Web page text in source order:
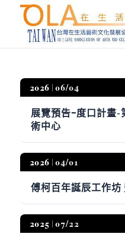
2026 06/04
展覽預告ｰ度口計畫-
術中心
2026 04/01
傅柯百年誕辰工作坊
2025 07/22